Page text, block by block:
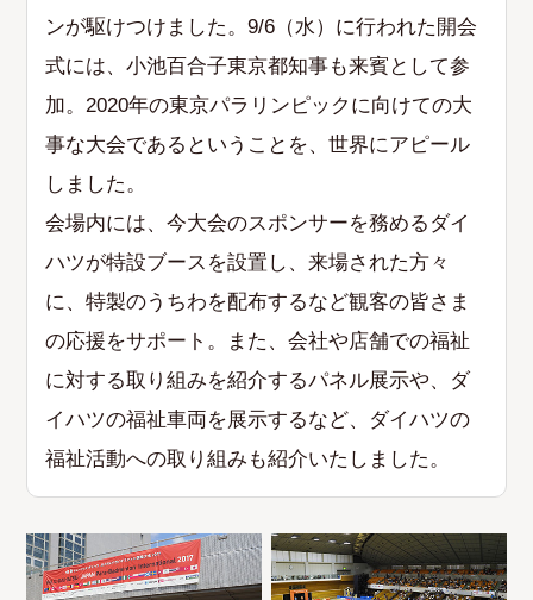
ンが駆けつけました。9/6（水）に行われた開会
式には、小池百合子東京都知事も来賓として参
加。2020年の東京パラリンピックに向けての大
事な大会であるということを、世界にアピール
しました。
会場内には、今大会のスポンサーを務めるダイ
ハツが特設ブースを設置し、来場された方々
に、特製のうちわを配布するなど観客の皆さま
の応援をサポート。また、会社や店舗での福祉
に対する取り組みを紹介するパネル展示や、ダ
イハツの福祉車両を展示するなど、ダイハツの
福祉活動への取り組みも紹介いたしました。